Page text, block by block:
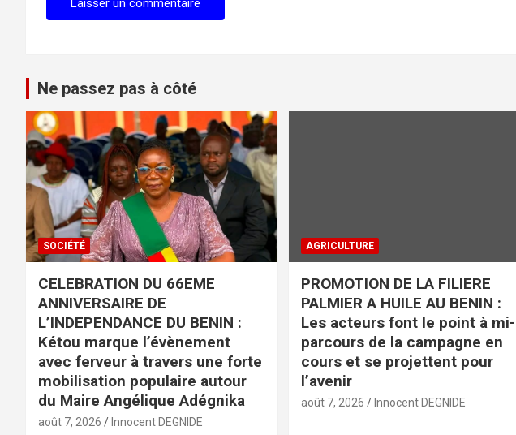
Ne passez pas à côté
SOCIÉTÉ
CELEBRATION DU 66EME
ANNIVERSAIRE DE
L’INDEPENDANCE DU BENIN :
Kétou marque l’évènement
avec ferveur à travers une forte
mobilisation populaire autour
du Maire Angélique Adégnika
août 7, 2026 Innocent DEGNIDE
AGRICULTURE
PROMOTION DE LA FILIERE
PALMIER A HUILE AU BENIN :
Les acteurs font le point à mi-
parcours de la campagne en
cours et se projettent pour
l’avenir
août 7, 2026 Innocent DEGNIDE